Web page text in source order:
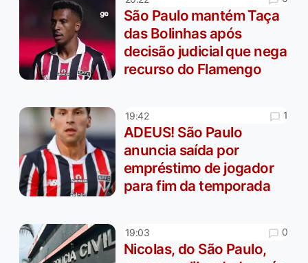
São Paulo mantém Taça
das Bolinhas após
decisão judicial que nega
recurso do Flamengo
19:42 1
ADEUS! São Paulo
anuncia saída por
empréstimo de jogador
para fim da temporada
19:03 0
Nicolas, do São Paulo,